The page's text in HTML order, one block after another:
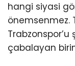
hangi siyasi
önemsenmez.
çabalayan